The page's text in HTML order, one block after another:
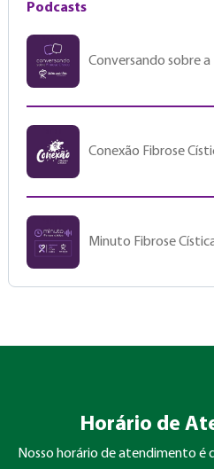
Podcasts
Conversando sobre a
Conexão Fibrose
Minuto Fibrose
Horário de
Nosso horário de atendimento é